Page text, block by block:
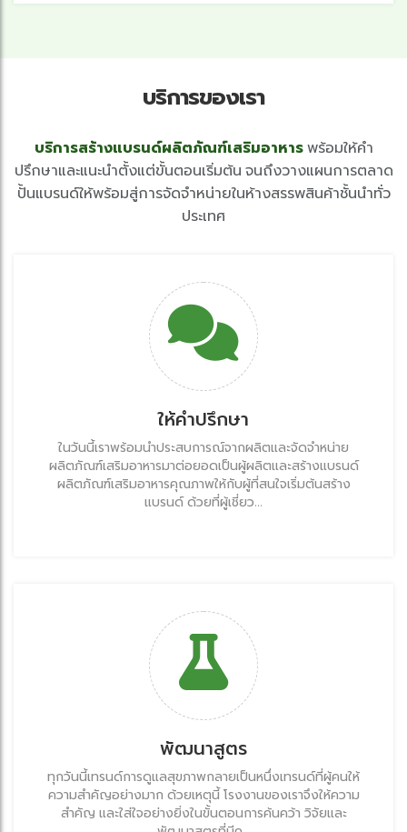
บริการของเรา
บริการสร้างแบรนด์ผลิตภัณฑ์เสริมอาหารพร้อมให้คำ
ปรึกษาและแนะนำตั้งแต่ขั้นตอนเริ่มต้น จนถึงวางแผนการตลาด
ปั้นแบรนด์ให้พร้อมสู่การจัดจำหน่ายในห้างสรรพสินค้าชั้นนำทั่ว
ประเทศ
ให้คำปรึกษา
ในวันนี้เราพร้อมนำประสบการณ์จากผลิตและจัดจำหน่าย
ผลิตภัณฑ์เสริมอาหารมาต่อยอดเป็นผู้ผลิตและสร้างแบรนด์
ผลิตภัณฑ์เสริมอาหารคุณภาพให้กับผู้ที่สนใจเริ่มต้นสร้าง
แบรนด์ ด้วยที่ผู้เชี่ยว...
พัฒนาสูตร
ทุกวันนี้เทรนด์การดูแลสุขภาพกลายเป็นหนึ่งเทรนด์ที่ผู้คนให้
ความสำคัญอย่างมาก ด้วยเหตุนี้ โรงงานของเราจึงให้ความ
สำคัญ และใส่ใจอย่างยิ่งในขั้นตอนการค้นคว้า วิจัยและ